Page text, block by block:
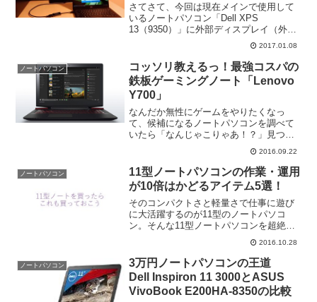
さてさて、今回は現在メインで使用して
いるノートパソコン「Dell XPS
13（9350）」に外部ディスプレイ（外付
けモニター）を接続してみたお話でござ
います。XPS 13の最新型である9360も
9350と接続端子が同じなので、外部ディ
スプ...
2017.01.08
ノートパソコン
コッソリ教えるっ！最強コスパの
鉄板ゲーミングノート「Lenovo
Y700」
なんだか無性にゲームをやりたくなっ
て、候補になるノートパソコンを調べて
いたら「なんじゃこりゃあ！？」見つけ
てしまいました。すごいやつを。いやも
うみなさん知ってるかもしれませんけ
ど、もったい隠さずにいかせていただき
ます。こちらです。Lenov...
2016.09.22
ノートパソコン
11型ノートパソコンの作業・運用
が10倍はかどるアイテム5選！
そのコンパクトさと軽量さで仕事に遊び
に大活躍するのが11型のノートパソコ
ン。そんな11型ノートパソコンを超絶快
適にするアイテムを今日は紹介してみる
よ。ちなみに僕の持っている11型ノート
パソコンはコレだ。980gの軽量ボディと
増量された4GB...
2016.10.28
ノートパソコン
3万円ノートパソコンの王道
Dell Inspiron 11 3000とASUS
VivoBook E200HA-8350の比較